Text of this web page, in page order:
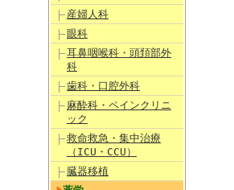
産婦人科
眼科
耳鼻咽喉科・頭頚部外
科
歯科・口腔外科
麻酔科・ペインクリニ
ック
救命救急・集中治療
（ICU・CCU）
臓器移植